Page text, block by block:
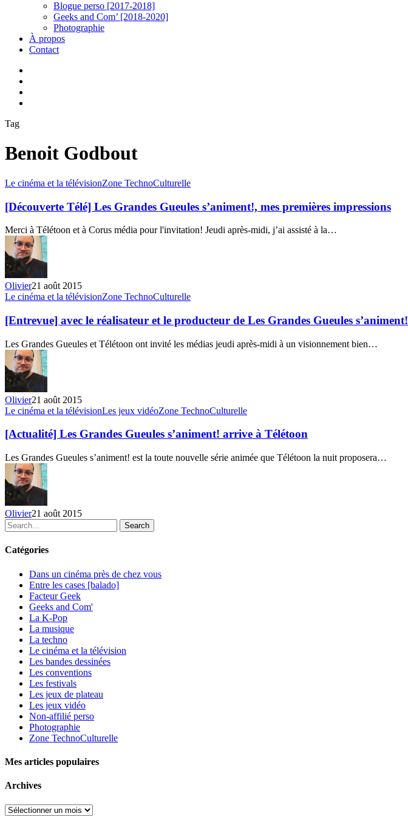
Blogue perso [2017-2018]
Geeks and Com’ [2018-2020]
Photographie
À propos
Contact
Tag
Benoit Godbout
[Découverte
Les
Grandes
Gueules
s’animent!,
mes
premières
impressions
Le cinéma et la télévisionZone TechnoCulturelle
[Découverte Télé] Les Grandes Gueules s’animent!, mes premières impressions
Merci à Télétoon et à Corus média pour l'invitation! Jeudi après-midi, j’ai assisté à la…
Olivier21 août 2015
[Entrevue]
le
réalisateur
et
le
producteur
de
Les
Grandes
Gueules
s’animent!
Le cinéma et la télévisionZone TechnoCulturelle
[Entrevue] avec le réalisateur et le producteur de Les Grandes Gueules s’animent!
Les Grandes Gueules et Télétoon ont invité les médias jeudi après-midi à un visionnement bien…
Olivier21 août 2015
[Actualité]
Grandes
Gueules
s’animent!
arrive
Télétoon
Le cinéma et la télévisionLes jeux vidéoZone TechnoCulturelle
[Actualité] Les Grandes Gueules s’animent! arrive à Télétoon
Les Grandes Gueules s’animent! est la toute nouvelle série animée que Télétoon la nuit proposera…
Olivier21 août 2015
Search
Catégories
Dans un cinéma près de chez vous
Entre les cases [balado]
Facteur Geek
Geeks and Com'
La K-Pop
La musique
La techno
Le cinéma et la télévision
Les bandes dessinées
Les conventions
Les festivals
Les jeux de plateau
Les jeux vidéo
Non-affilié perso
Photographie
Zone TechnoCulturelle
Mes articles populaires
Archives
Archives